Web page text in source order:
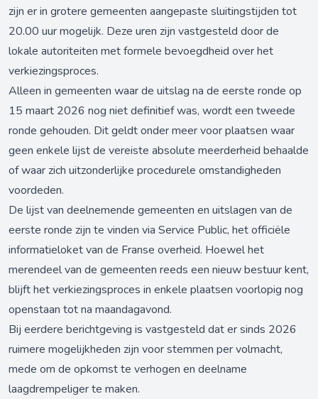
zijn er in grotere gemeenten aangepaste sluitingstijden tot
20.00 uur mogelijk. Deze uren zijn vastgesteld door de
lokale autoriteiten met formele bevoegdheid over het
verkiezingsproces.
Alleen in gemeenten waar de uitslag na de eerste ronde op
15 maart 2026 nog niet definitief was, wordt een tweede
ronde gehouden. Dit geldt onder meer voor plaatsen waar
geen enkele lijst de vereiste absolute meerderheid behaalde
of waar zich uitzonderlijke procedurele omstandigheden
voordeden.
De lijst van deelnemende gemeenten en uitslagen van de
eerste ronde zijn te vinden via Service Public, het officiële
informatieloket van de Franse overheid. Hoewel het
merendeel van de gemeenten reeds een nieuw bestuur kent,
blijft het verkiezingsproces in enkele plaatsen voorlopig nog
openstaan tot na maandagavond.
Bij eerdere berichtgeving is vastgesteld dat er sinds 2026
ruimere mogelijkheden zijn voor stemmen per volmacht,
mede om de opkomst te verhogen en deelname
laagdrempeliger te maken.